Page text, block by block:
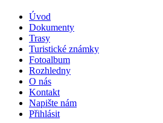
Úvod
Dokumenty
Trasy
Turistické známky
Fotoalbum
Rozhledny
O nás
Kontakt
Napište nám
Přihlásit